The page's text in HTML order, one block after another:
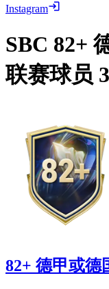
Instagram
SBC 82+
联赛球员
82+ 德甲或德